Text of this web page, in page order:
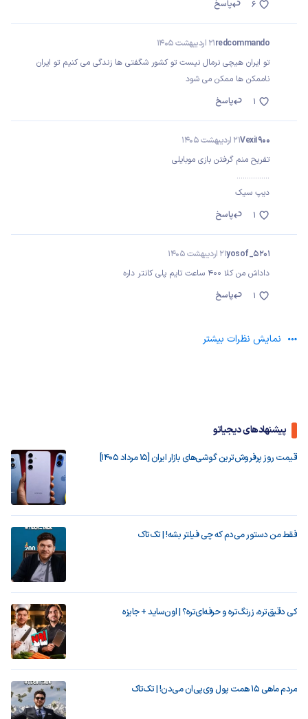
پاسخ
6
redcommando21 اردیبهشت 1405
تو ایران هیچی نرمال نیست تو کشور شگفتی ها زندگی می کنیم تو ایران
ناممکن ها ممکن می شود
پاسخ
1
Vexi190021 اردیبهشت 1405
تفریح منم گرفتن بازی موبایلی
................
دیپ سیک
پاسخ
1
yosof_520121 اردیبهشت 1405
داداش من کلا 400 ساعت تایم پلی کانتر داره
پاسخ
1
نمایش نظرات بیشتر
پیشنهادهای دیجیاتو
قیمت روز پرفروش‌ترین گوشی‌های بازار ایران [15 مرداد 1405]
فقط من دستور می‌دم که چی فیلتر بشه! | تک‌تاک
کی دقیق‌تره، زرنگ‌تره و حرفه‌ای‌تره؟ | اون‌ساید + جایزه
مردم ماهی ۱۵ همت پول وی‌پی‌ان می‌دن! | تک‌تاک